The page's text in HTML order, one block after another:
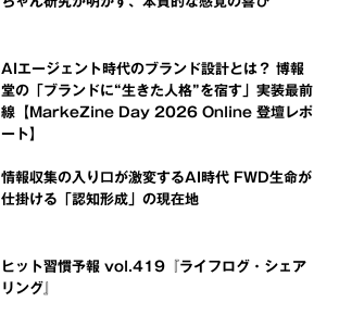
AIエージェント時代のブランド設計とは？ 博報
堂の「ブランドに“生きた人格”を宿す」実装最前
線【MarkeZine Day 2026 Online 登壇レポ
ート】
情報収集の入り口が激変するAI時代 FWD生命が
仕掛ける「認知形成」の現在地
ヒット習慣予報 vol.419『ライフログ・シェア
リング』